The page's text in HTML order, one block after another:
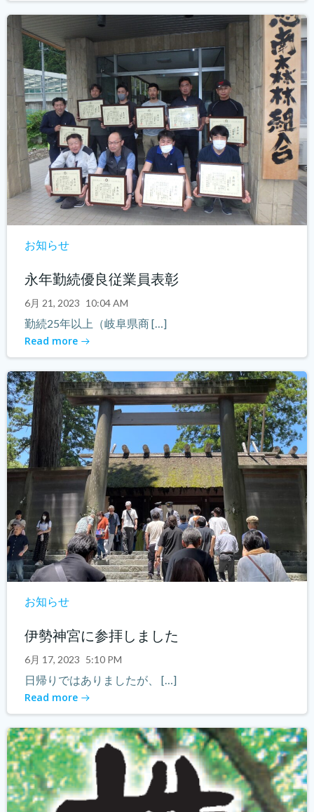
お知らせ
永年勤続優良従業員表彰
6月 21, 2023 10:04 AM
勤続25年以上（岐阜県商 […]
Read more
お知らせ
伊勢神宮に参拝しました
6月 17, 2023 5:10 PM
日帰りではありましたが、 […]
Read more